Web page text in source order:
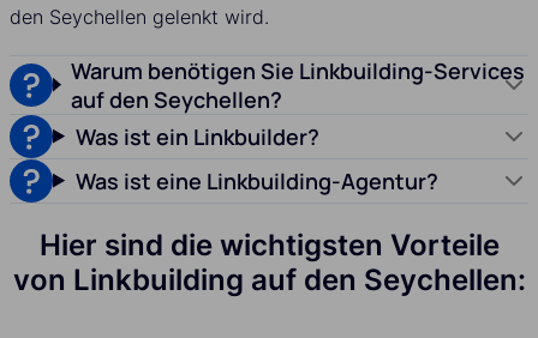
den Seychellen gelenkt wird.
Warum benötigen Sie Linkbuilding-Services
auf den Seychellen?
Was ist ein Linkbuilder?
Was ist eine Linkbuilding-Agentur?
Hier sind die wichtigsten Vorteile
von Linkbuilding auf den Seychellen: